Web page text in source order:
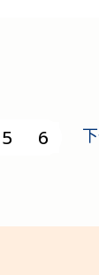
5 6